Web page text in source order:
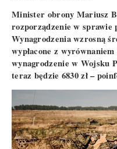
Minister obrony Mariusz
rozporządzenie w sprawie
Wynagrodzenia wzrosną
wypłacone z
wynagrodzenie w Wojsku
teraz będzie 6830 zł –